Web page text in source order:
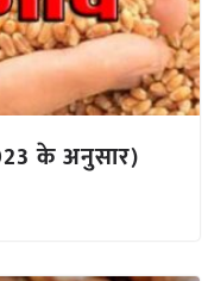
के अनुसार)